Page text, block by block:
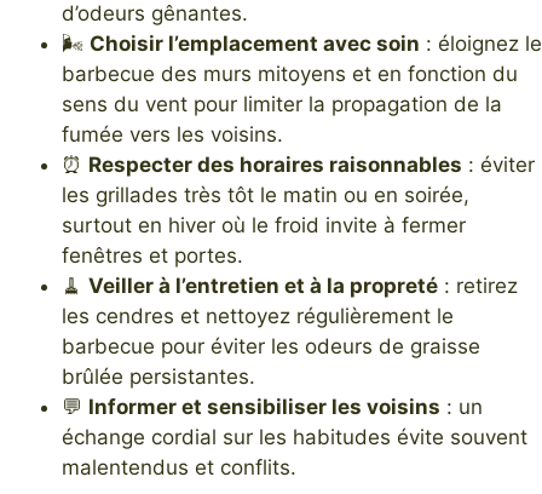
d’odeurs gênantes.
🌬️ Choisir l’emplacement avec soin : éloignez le
barbecue des murs mitoyens et en fonction du
sens du vent pour limiter la propagation de la
fumée vers les voisins.
⏰ Respecter des horaires raisonnables : éviter
les grillades très tôt le matin ou en soirée,
surtout en hiver où le froid invite à fermer
fenêtres et portes.
🧹 Veiller à l’entretien et à la propreté : retirez
les cendres et nettoyez régulièrement le
barbecue pour éviter les odeurs de graisse
brûlée persistantes.
💬 Informer et sensibiliser les voisins : un
échange cordial sur les habitudes évite souvent
malentendus et conflits.